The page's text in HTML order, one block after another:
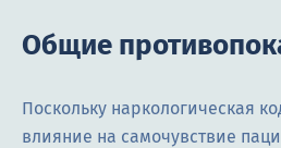
Общие
Поскольку наркологическая
влияние на самочувствие